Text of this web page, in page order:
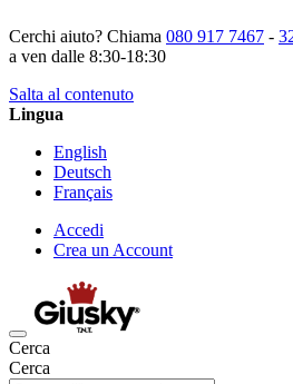
Cerchi aiuto? Chiama 080 917 7467 -
a ven dalle 8:30-18:30
Salta al contenuto
Lingua
English
Deutsch
Français
Accedi
Crea un Account
Cerca
Cerca